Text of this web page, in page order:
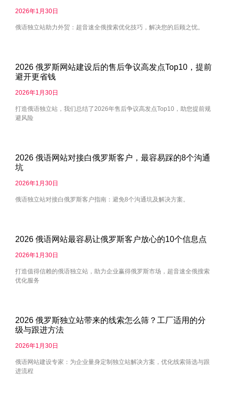
2026年1月30日
俄语独立站助力外贸：超音速全俄搜索优化技巧，解决您的后顾之忧。
2026 俄罗斯网站建设后的售后争议高发点Top10，提前
避开更省钱
2026年1月30日
打造俄语独立站，我们总结了2026年售后争议高发点Top10，助您提前规
避风险
2026 俄语网站对接白俄罗斯客户，最容易踩的8个沟通
坑
2026年1月30日
俄语独立站对接白俄罗斯客户指南：避免8个沟通坑及解决方案。
2026 俄语网站最容易让俄罗斯客户放心的10个信息点
2026年1月30日
打造值得信赖的俄语独立站，助力企业赢得俄罗斯市场，超音速全俄搜索
优化服务
2026 俄罗斯独立站带来的线索怎么筛？工厂适用的分
级与跟进方法
2026年1月30日
俄语网站建设专家：为企业量身定制独立站解决方案，优化线索筛选与跟
进流程